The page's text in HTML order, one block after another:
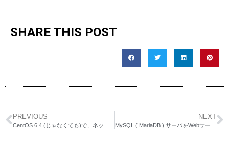
SHARE THIS POST
PREVIOUS NEXT